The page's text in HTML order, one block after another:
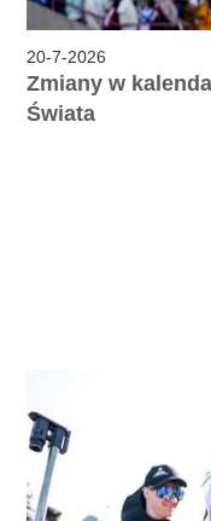
20-7-2026
Zmiany w
Świata